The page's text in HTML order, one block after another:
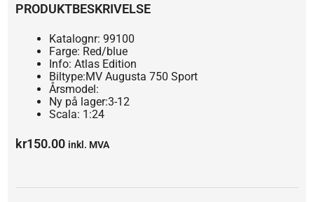
PRODUKTBESKRIVELSE
Katalognr: 99100
Farge: Red/blue
Info: Atlas Edition
Biltype:MV Augusta 750 Sport
Årsmodel:
Ny på lager:3-12
Scala: 1:24
kr150.00 inkl. MVA